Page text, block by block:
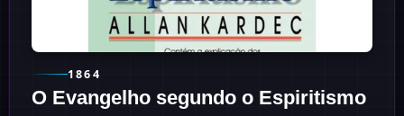
1864
O Evangelho segundo o Espiritismo